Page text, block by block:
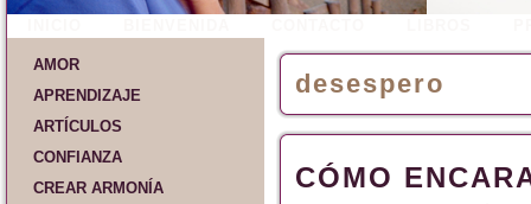
AMOR
APRENDIZAJE
ARTÍCULOS
CONFIANZA
CREAR ARMONÍA
desespero
CÓMO